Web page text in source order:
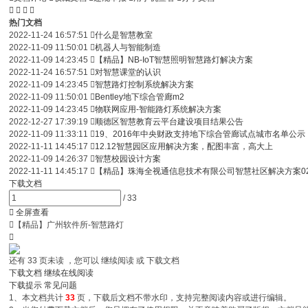
   
热门文档
2022-11-24 16:57:51 什么是智慧教室
2022-11-09 11:50:01 机器人与智能制造
2022-11-09 14:23:45 
【精品】NB-IoT智慧照明智慧路灯解决方案
2022-11-24 16:57:51 对智慧课堂的认识
2022-11-09 14:23:45 智慧路灯控制系统解决方案
2022-11-09 11:50:01  Bentley地下综合管廊m2
2022-11-09 14:23:45 物联网应用-智能路灯系统解决方案
2022-12-27 17:39:19 顺德区智慧教育云平台建设项目结果公告
2022-11-09 11:33:11 19、2016年中央财政支持地下综合管廊试点城市名单公示
2022-11-11 14:45:17 12.12智慧园区应用解决方案，配图丰富，高大上
2022-11-09 14:26:37 智慧校园设计方案
2022-11-11 14:45:17 
【精品】珠海全视通信息技术有限公司智慧社区解决方案
下载文档
/ 33
 全屏查看

【精品】广州软件所-智慧路灯

还有33 页未读 ，您可以 继续阅读 或 下载文档
下载文档继续在线阅读
下载提示 常见问题
1、本文档共计 33 页，下载后文档不带水印，支持完整阅读内容或进行编辑。